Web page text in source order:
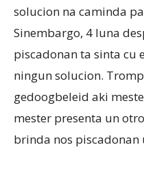
solucion na caminda
Sinembargo, 4 luna
piscadonan ta sinta cu
ningun solucion.
gedoogbeleid aki
mester presenta un
brinda nos